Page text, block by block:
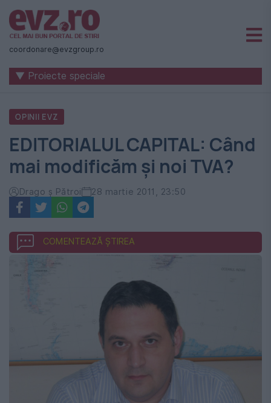
Știri
naționale
internaționale
România
-
Evenimentul
Zilei
coordonare@evzgroup.ro
▼ Proiecte speciale
OPINII EVZ
EDITORIALUL CAPITAL: Când
mai modificăm şi noi TVA?
Drago ş Pătroi 28 martie 2011, 23:50
COMENTEAZĂ ȘTIREA